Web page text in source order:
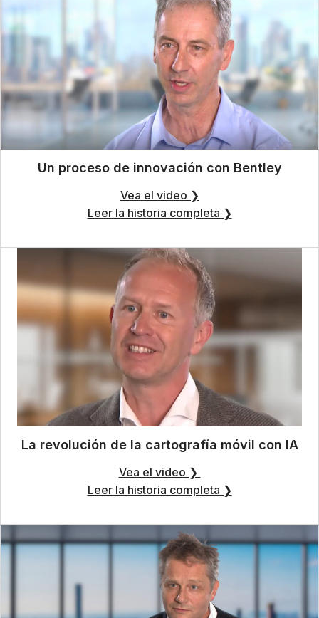
Un proceso de innovación con Bentley
Vea el video ❯
Leer la historia completa ❯
La revolución de la cartografía móvil con IA
Vea el video ❯
Leer la historia completa ❯